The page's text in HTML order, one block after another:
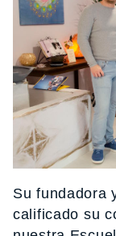
Su fundadora
calificado su